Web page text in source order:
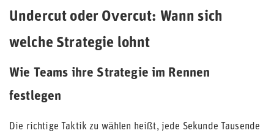
Undercut oder Overcut: Wann sich
welche Strategie lohnt
Wie Teams ihre Strategie im Rennen
festlegen
Die richtige Taktik zu wählen heißt, jede Sekunde Tausende